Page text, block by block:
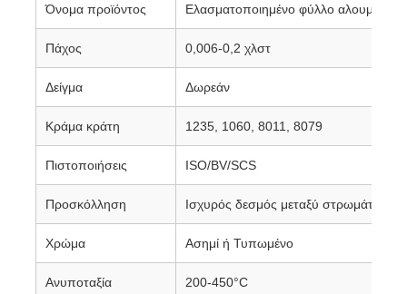
Όνομα προϊόντος Ελασματοποιημένο φύλλο αλουμινίου
Πάχος 0,006-0,2 χλστ
Δείγμα Δωρεάν
Κράμα κράτη 1235, 1060, 8011, 8079
Πιστοποιήσεις ISO/BV/SCS
Προσκόλληση Ισχυρός δεσμός μεταξύ στρωμάτων
Χρώμα Ασημί ή Τυπωμένο
Ανυποταξία 200-450°C